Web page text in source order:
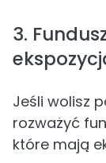
3.
Jeśli wolisz
rozważyć
które mają